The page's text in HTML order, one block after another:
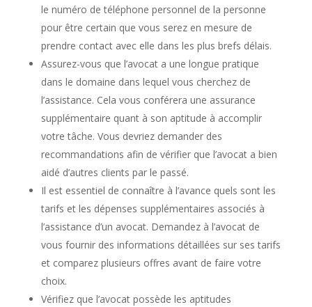
le numéro de téléphone personnel de la personne
pour être certain que vous serez en mesure de
prendre contact avec elle dans les plus brefs délais.
Assurez-vous que l’avocat a une longue pratique
dans le domaine dans lequel vous cherchez de
l’assistance. Cela vous conférera une assurance
supplémentaire quant à son aptitude à accomplir
votre tâche. Vous devriez demander des
recommandations afin de vérifier que l’avocat a bien
aidé d’autres clients par le passé.
Il est essentiel de connaître à l’avance quels sont les
tarifs et les dépenses supplémentaires associés à
l’assistance d’un avocat. Demandez à l’avocat de
vous fournir des informations détaillées sur ses tarifs
et comparez plusieurs offres avant de faire votre
choix.
Vérifiez que l’avocat possède les aptitudes